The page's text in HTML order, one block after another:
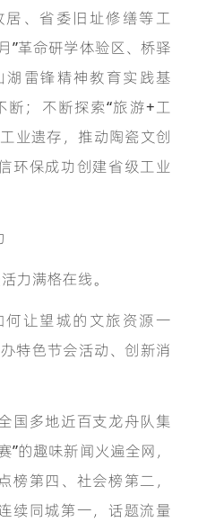
、省委旧址修缮等工
”革命研学体验区、桥驿
雷锋精神教育实践基
断；不断探索“旅游+工
业遗存，推动陶瓷文创
环保成功创建省级工业
力满格在线。
让望城的文旅资源一
特色节会活动、创新消
多地近百支龙舟队集
”的趣味新闻火遍全网，
榜第四、社会榜第二，
续同城第一，话题流量